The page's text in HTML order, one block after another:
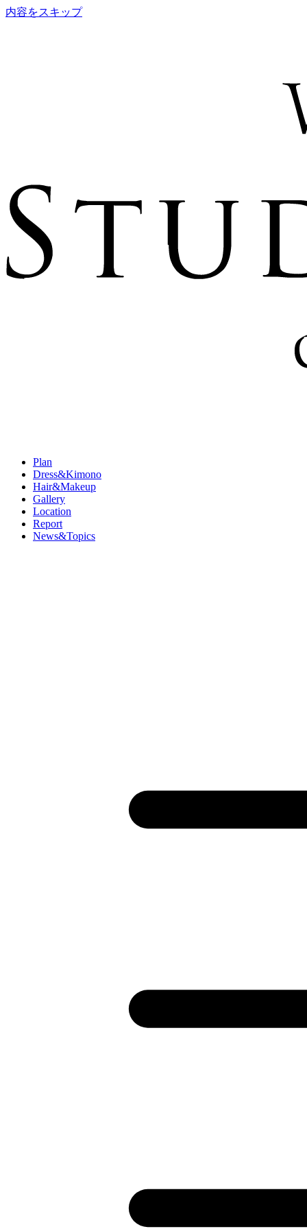
内容をスキップ
Plan
Dress&Kimono
Hair&Makeup
Gallery
Location
Report
News&Topics